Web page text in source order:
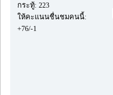
กระทู้: 223
ให้คะแนนชื่นชมคนนี้:
+76/-1